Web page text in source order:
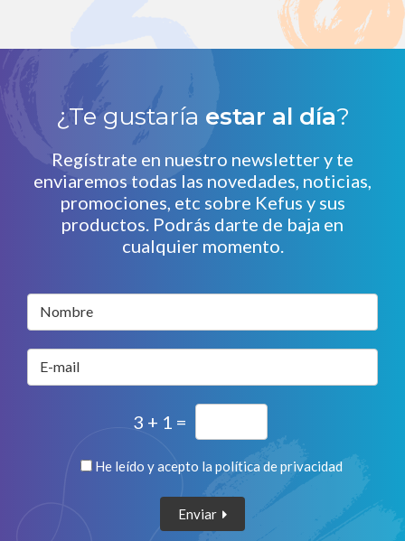
¿Te gustaría estar al día?
Regístrate en nuestro newsletter y te
enviaremos todas las novedades, noticias,
promociones, etc sobre Kefus y sus
productos. Podrás darte de baja en
cualquier momento.
Nombre
E-mail
3 + 1 =
He leído y acepto la política de privacidad
Enviar